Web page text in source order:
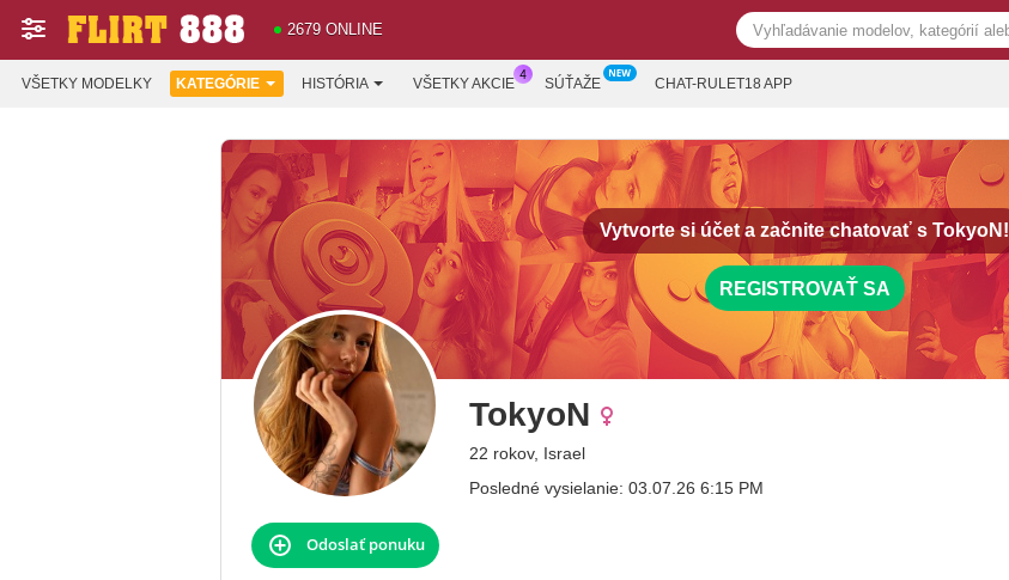
2679 ONLINE
VŠETKY MODELKY KATEGÓRIE HISTÓRIA VŠETKY AKCIE SÚŤAŽE CHAT-RULET18 APP
Vytvorte si účet a začnite chatovať s TokyoN!
REGISTROVAŤ SA
TokyoN
22 rokov, Israel
Posledné vysielanie: 03.07.26 6:15 PM
Odoslať ponuku